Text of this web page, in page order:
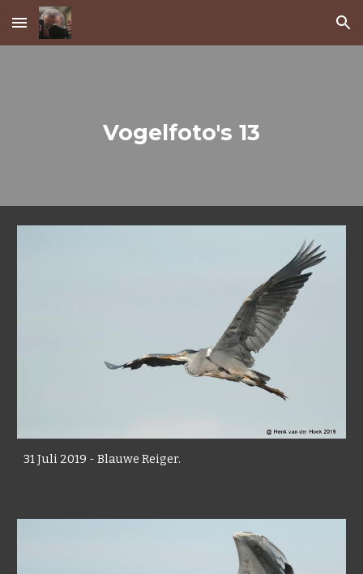
Skip to main content Skip to navigation
Vogelfoto's 13
31 Juli 2019 - Blauwe Reiger.